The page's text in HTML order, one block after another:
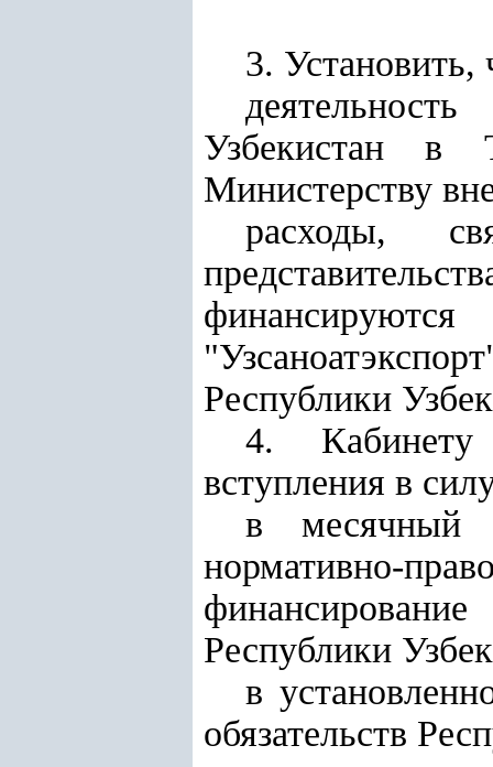
3. Установить,
Узбекистан в
Министерству
расходы,
Республики
4. Кабинету
вступления в
в месячный
нормативно-
Республики
в
обязательств